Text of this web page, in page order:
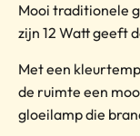
Mooi traditionele
zijn 12 Watt geeft
Met een
de ruimte een
gloeilamp die